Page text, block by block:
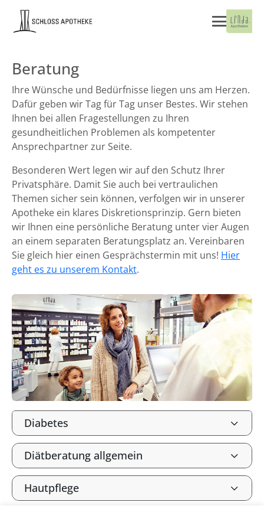
Beratung
Ihre Wünsche und Bedürfnisse liegen uns am Herzen.
Dafür geben wir Tag für Tag unser Bestes. Wir stehen
Ihnen bei allen Fragestellungen zu Ihren
gesundheitlichen Problemen als kompetenter
Ansprechpartner zur Seite.
Besonderen Wert legen wir auf den Schutz Ihrer
Privatsphäre. Damit Sie auch bei vertraulichen
Themen sicher sein können, verfolgen wir in unserer
Apotheke ein klares Diskretionsprinzip. Gern bieten
wir Ihnen eine persönliche Beratung unter vier Augen
an einem separaten Beratungsplatz an. Vereinbaren
Sie gleich hier einen Gesprächstermin mit uns! Hier
geht es zu unserem Kontakt.
Diabetes
Diätberatung allgemein
Hautpflege